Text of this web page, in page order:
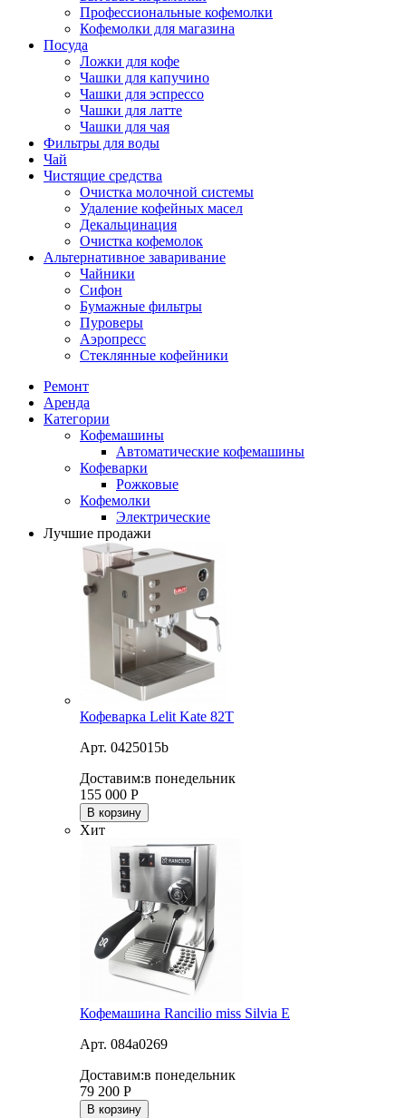
Профессиональные кофемолки
Кофемолки для магазина
Посуда
Ложки для кофе
Чашки для капучино
Чашки для эспрессо
Чашки для латте
Чашки для чая
Фильтры для воды
Чай
Чистящие средства
Очистка молочной системы
Удаление кофейных масел
Декальцинация
Очистка кофемолок
Альтернативное заваривание
Чайники
Сифон
Бумажные фильтры
Пуроверы
Аэропресс
Стеклянные кофейники
Ремонт
Аренда
Категории
Кофемашины
Автоматические кофемашины
Кофеварки
Рожковые
Кофемолки
Электрические
Лучшие продажи
Кофеварка Lelit Kate 82T
Арт. 0425015b
Доставим:в понедельник
155 000 Р
В корзину
Хит
Кофемашина Rancilio miss Silvia E
Арт. 084a0269
Доставим:в понедельник
79 200 Р
В корзину